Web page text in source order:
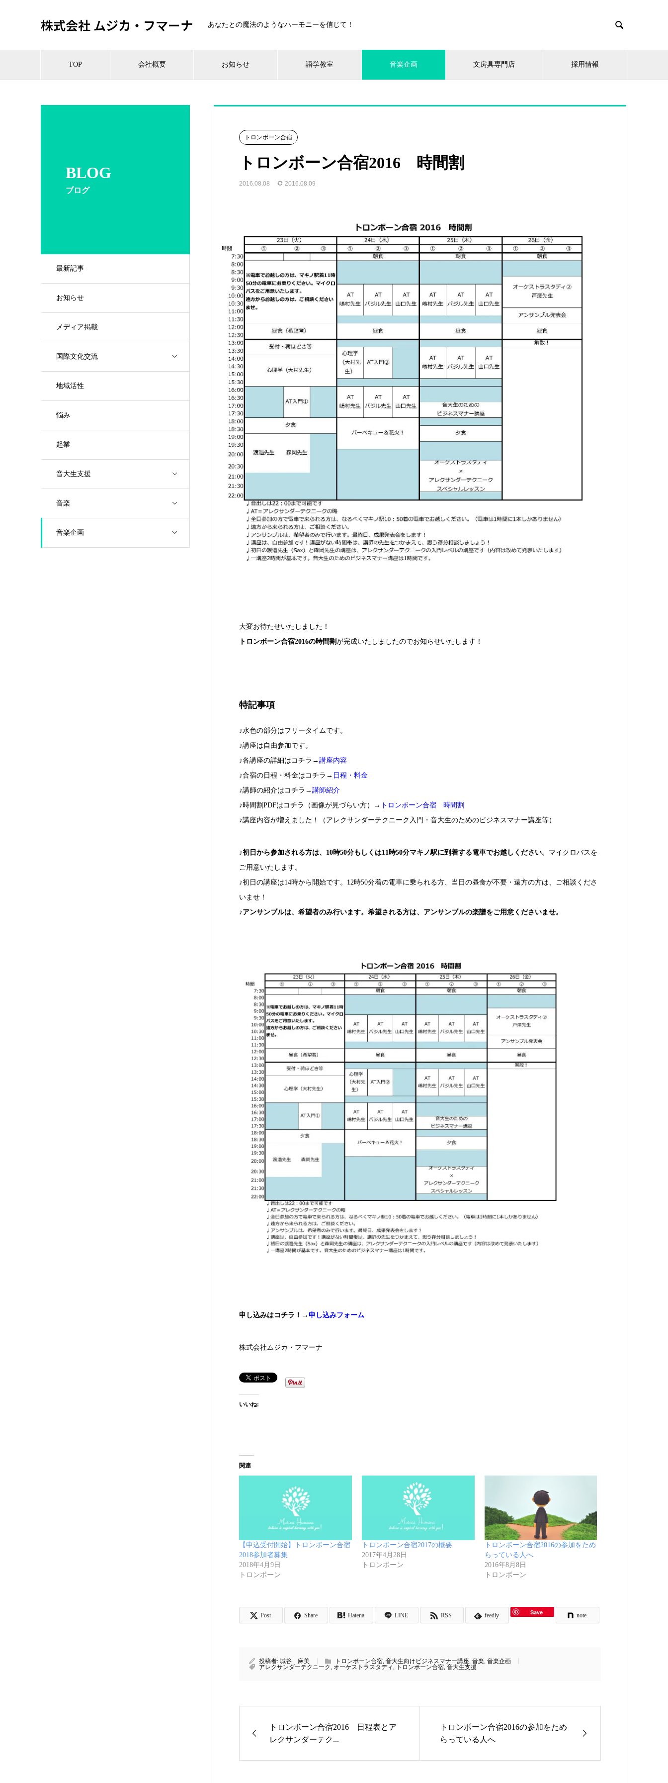
株式会社 ムジカ・フマーナ あなたとの魔法のようなハーモニーを信じて！ 
TOP 会社概要 お知らせ 語学教室 音楽企画 文房具専門店 採用情報
BLOG
ブログ
最新記事
お知らせ
メディア掲載
国際文化交流
地域活性
悩み
起業
音大生支援
音楽
音楽企画
トロンボーン合宿
トロンボーン合宿2016 時間割
2016.08.08 2016.08.09
大変お待たせいたしました！
トロンボーン合宿2016の時間割が完成いたしましたのでお知らせいたします！
特記事項
♪水色の部分はフリータイムです。
♪講座は自由参加です。
♪各講座の詳細はコチラ→ 講座内容
♪合宿の日程・料金はコチラ→ 日程・料金
♪講師の紹介はコチラ→ 講師紹介
♪時間割PDFはコチラ（画像が見づらい方）→ トロンボーン合宿 時間割
♪講座内容が増えました！（アレクサンダーテクニーク入門・音大生のためのビジネスマナー講座等）
♪初日から参加される方は、10時50分もしくは11時50分マキノ駅に到着する電車でお越しください。 マイクロバスを
ご用意いたします。
♪初日の講座は14時から開始です。12時50分着の電車に乗られる方、当日の昼食が不要・遠方の方は、ご相談くださ
いませ！
♪アンサンブルは、希望者のみ行います。希望される方は、アンサンブルの楽譜をご用意くださいませ。
申し込みはコチラ！→ 申し込みフォーム
株式会社ムジカ・フマーナ
いいね:
関連
【申込受付開始】トロンボーン合宿
2018参加者募集
2018年4月9日
トロンボーン
トロンボーン合宿2017の概要
2017年4月28日
トロンボーン
トロンボーン合宿2016の参加をため
らっている人へ
2016年8月8日
トロンボーン
Post Share Hatena LINE RSS feedly Save note
投稿者: 城谷 麻美 トロンボーン合宿, 音大生向けビジネスマナー講座, 音楽, 音楽企画
アレクサンダーテクニーク, オーケストラスタディ, トロンボーン合宿, 音大生支援
トロンボーン合宿2016 日程表とア
レクサンダーテク...
トロンボーン合宿2016の参加をため
らっている人へ